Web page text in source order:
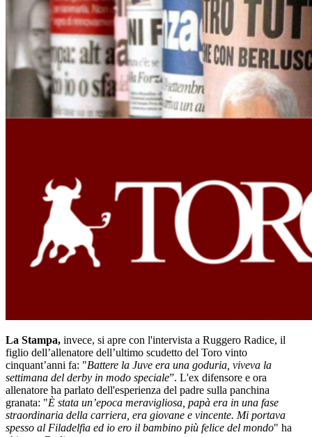
La Stampa, invece, si apre con l'intervista a Ruggero Radice, il
figlio dell’allenatore dell’ultimo scudetto del Toro vinto
cinquant’anni fa: "Battere la Juve era una goduria, viveva la
settimana del derby in modo speciale”. L'ex difensore e ora
allenatore ha parlato dell'esperienza del padre sulla panchina
granata: "È stata un’epoca meravigliosa, papà era in una fase
straordinaria della carriera, era giovane e vincente. Mi portava
spesso al Filadelfia ed io ero il bambino più felice del mondo" ha